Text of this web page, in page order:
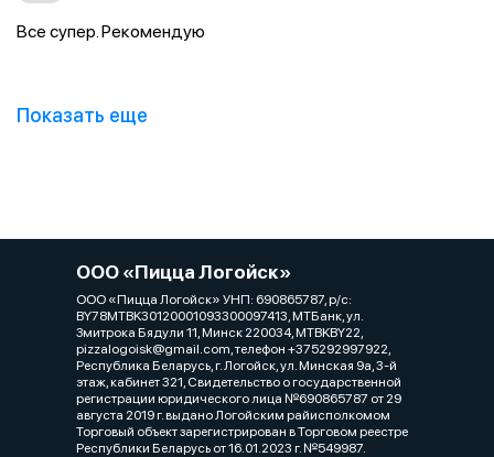
Все супер. Рекомендую
Показать еще
OOO «Пицца Логойск»
OOO «Пицца Логойск» УНП: 690865787, р/с:
BY78MTBK30120001093300097413, МТБанк, ул.
Змитрока Бядули 11, Минск 220034, MTBKBY22,
pizzalogoisk@gmail.com, телефон +375292997922,
Республика Беларусь, г. Логойск, ул. Минская 9а, 3-й
этаж, кабинет 321, Cвидетельство о государственной
регистрации юридического лица №690865787 от 29
августа 2019 г. выдано Логойским райисполкомом
Торговый объект зарегистрирован в Торговом реестре
Республики Беларусь от 16.01.2023 г. №549987.